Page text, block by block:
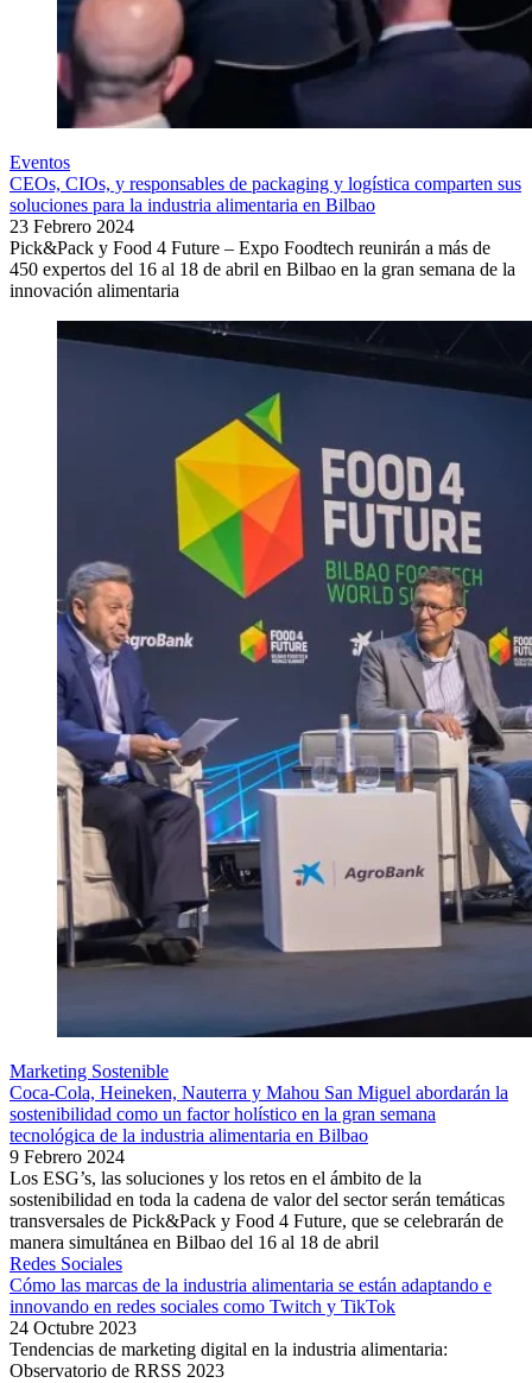
Eventos
CEOs, CIOs, y responsables de packaging y logística comparten sus
soluciones para la industria alimentaria en Bilbao
23 Febrero 2024
Pick&Pack y Food 4 Future – Expo Foodtech reunirán a más de
450 expertos del 16 al 18 de abril en Bilbao en la gran semana de la
innovación alimentaria
Marketing Sostenible
Coca-Cola, Heineken, Nauterra y Mahou San Miguel abordarán la
sostenibilidad como un factor holístico en la gran semana
tecnológica de la industria alimentaria en Bilbao
9 Febrero 2024
Los ESG’s, las soluciones y los retos en el ámbito de la
sostenibilidad en toda la cadena de valor del sector serán temáticas
transversales de Pick&Pack y Food 4 Future, que se celebrarán de
manera simultánea en Bilbao del 16 al 18 de abril
Redes Sociales
Cómo las marcas de la industria alimentaria se están adaptando e
innovando en redes sociales como Twitch y TikTok
24 Octubre 2023
Tendencias de marketing digital en la industria alimentaria:
Observatorio de RRSS 2023